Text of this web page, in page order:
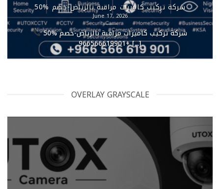
شركة تركيب كاميرات مراقبة بالرياض-خصم %50
June 17, 2026
شركة تركيب كاميرات مراقبة بالرياض-خصم %50
+966566619901 [...]
OVERLAY GRAYSCALE